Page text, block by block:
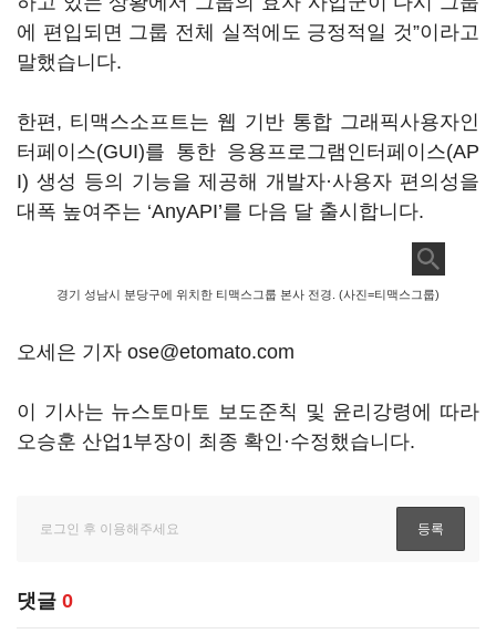
에 편입되면 그룹 전체 실적에도 긍정적일 것”이라고
말했습니다.
한편, 티맥스소프트는 웹 기반 통합 그래픽사용자인
터페이스(GUI)를 통한 응용프로그램인터페이스(AP
I) 생성 등의 기능을 제공해 개발자·사용자 편의성을
대폭 높여주는 ‘AnyAPI’를 다음 달 출시합니다.
경기 성남시 분당구에 위치한 티맥스그룹 본사 전경. (사진=티맥스그룹)
오세은 기자 ose@etomato.com
이 기사는 뉴스토마토 보도준칙 및 윤리강령에 따라
오승훈 산업1부장이 최종 확인·수정했습니다.
댓글 0